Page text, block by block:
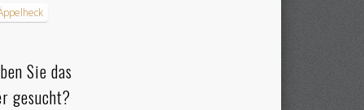
Sie das
gesucht?